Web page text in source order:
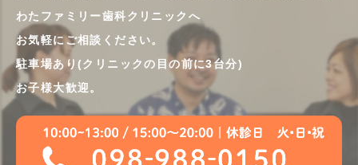
わたファミリー歯科クリニックへ
お気軽にご相談ください。
駐車場あり(クリニックの目の前に3台分)
お子様大歓迎。